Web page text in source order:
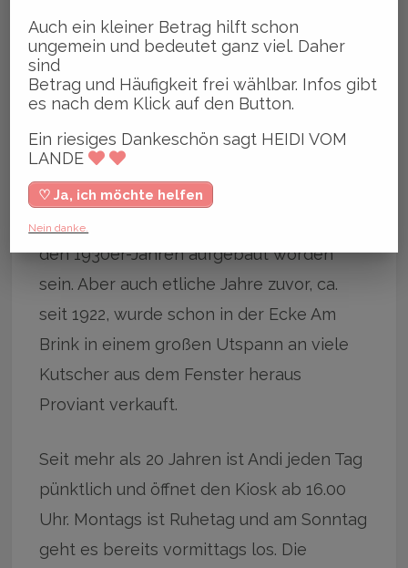
Verkaufsfenster ein großes Sortiment für
die Nachbarschaft. Ob Fertiggerichte für
die Junggesellen, Mehl, Zucker, Eier,
frische Brötchen, Zigaretten, Alkohol oder
Süßkram – bei Andi wird dir geholfen.
Die rotbraune Holzbude soll nach
Angaben von Andreas Wegener bereits in
den 1930er-Jahren aufgebaut worden
sein. Aber auch etliche Jahre zuvor, ca.
seit 1922, wurde schon in der Ecke Am
Brink in einem großen Utspann an viele
Kutscher aus dem Fenster heraus
Proviant verkauft.
Seit mehr als 20 Jahren ist Andi jeden Tag
pünktlich und öffnet den Kiosk ab 16.00
Uhr. Montags ist Ruhetag und am Sonntag
geht es bereits vormittags los. Die
Auch ein kleiner Betrag hilft schon
ungemein und bedeutet ganz viel. Daher
sind
Betrag und Häufigkeit frei wählbar. Infos gibt
es nach dem Klick auf den Button.
Ein riesiges Dankeschön sagt HEIDI VOM
LANDE
♡ Ja, ich möchte helfen
Nein danke.